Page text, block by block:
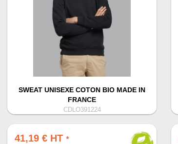
SWEAT UNISEXE COTON BIO MADE IN
FRANCE
CDLO391224
41,19 € HT *